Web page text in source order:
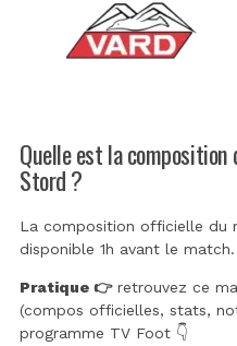
Quelle est la
Stord ?
La composition officielle du
disponible 1h avant le match.
Pratique 👉retrouvez ce
(compos officielles, stats,
programme TV Foot 👇